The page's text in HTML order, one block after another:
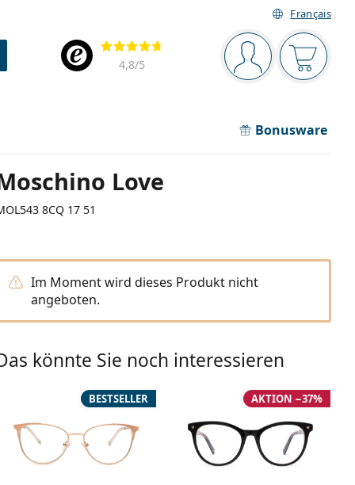
Français
Navigationsleiste
Sie sind Der
Bewertung
4,8/5
Bonusware
Love
8CQ 17 51
Im Moment wird dieses Produkt nicht
angeboten.
könnte Sie noch interessieren
BESTSELLER AKTION −37%